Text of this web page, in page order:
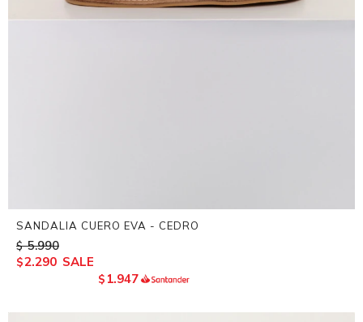
SANDALIA CUERO EVA - CEDRO
$ 5.990
$2.290
$ 1.947